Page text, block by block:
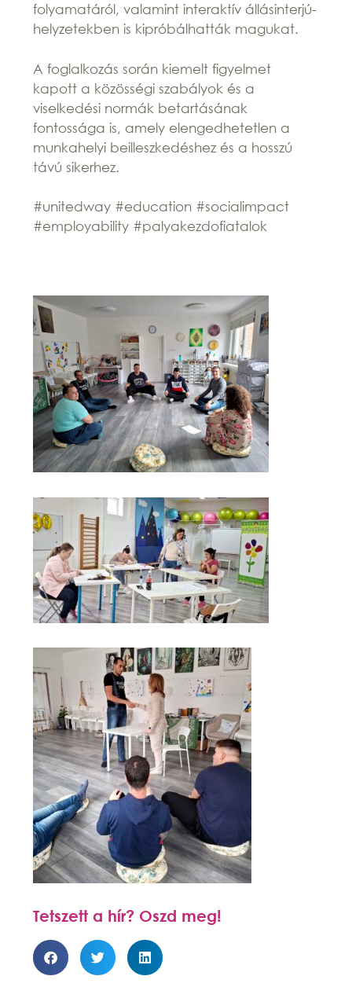
folyamatáról, valamint interaktív állásinterjú-
helyzetekben is kipróbálhatták magukat.
A foglalkozás során kiemelt figyelmet
kapott a közösségi szabályok és a
viselkedési normák betartásának
fontossága is, amely elengedhetetlen a
munkahelyi beilleszkedéshez és a hosszú
távú sikerhez.
#unitedway #education #socialimpact
#employability #palyakezdofiatalok
Tetszett a hír? Oszd meg!